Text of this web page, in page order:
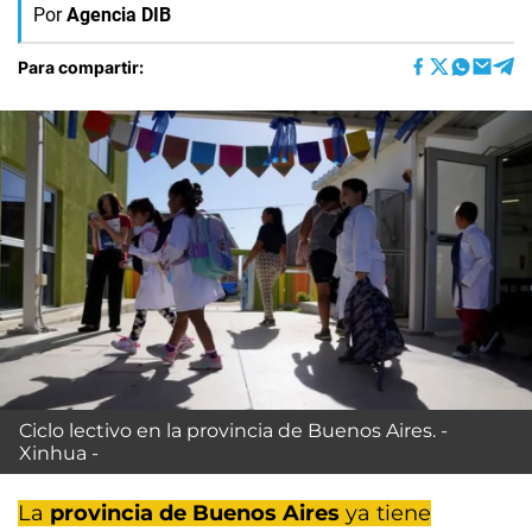
Por Agencia DIB
Para compartir:
Ciclo lectivo en la provincia de Buenos Aires. -
Xinhua -
La provincia de Buenos Aires ya tiene